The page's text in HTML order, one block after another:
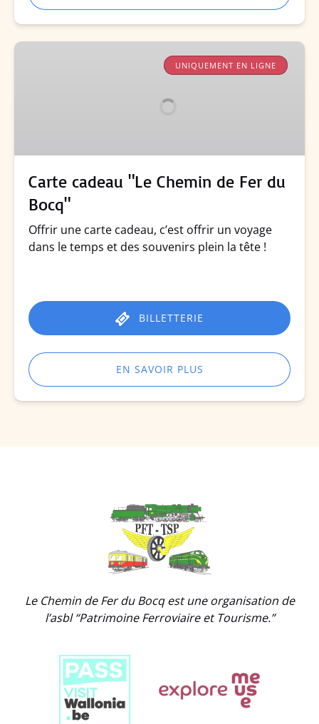
Carte
du
UNIQUEMENT EN LIGNE
Carte cadeau "Le Chemin de Fer du
Bocq"
Offrir une carte cadeau, c’est offrir un voyage
dans le temps et des souvenirs plein la tête !
BILLETTERIE
EN SAVOIR PLUS
Le Chemin de Fer du Bocq est une organisation de
l’asbl “Patrimoine Ferroviaire et Tourisme.”